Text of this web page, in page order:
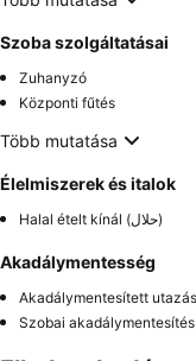
Szoba szolgáltatásai
Zuhanyzó
Központi fűtés
Több mutatása
Élelmiszerek és italok
Halal ételt kínál (حلال)
Akadálymentesség
Szobai akadálymentesítés